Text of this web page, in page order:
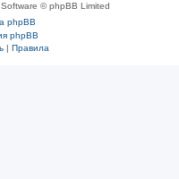
© phpBB Limited
phpBB
phpBB
| Правила